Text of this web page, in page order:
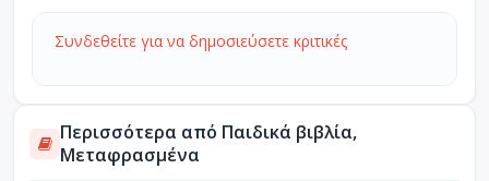
Συνδεθείτε για να δημοσιεύσετε κριτικές
Περισσότερα από Παιδικά βιβλία,
Μεταφρασμένα